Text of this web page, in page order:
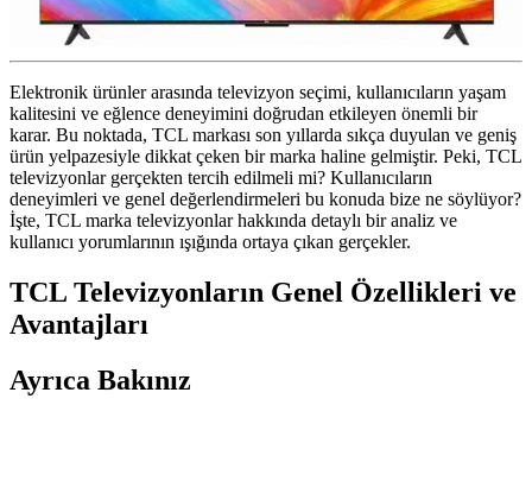
Elektronik ürünler arasında televizyon seçimi, kullanıcıların yaşam
kalitesini ve eğlence deneyimini doğrudan etkileyen önemli bir
karar. Bu noktada, TCL markası son yıllarda sıkça duyulan ve geniş
ürün yelpazesiyle dikkat çeken bir marka haline gelmiştir. Peki, TCL
televizyonlar gerçekten tercih edilmeli mi? Kullanıcıların
deneyimleri ve genel değerlendirmeleri bu konuda bize ne söylüyor?
İşte, TCL marka televizyonlar hakkında detaylı bir analiz ve
kullanıcı yorumlarının ışığında ortaya çıkan gerçekler.
TCL Televizyonların Genel Özellikleri ve
Avantajları
Ayrıca Bakınız